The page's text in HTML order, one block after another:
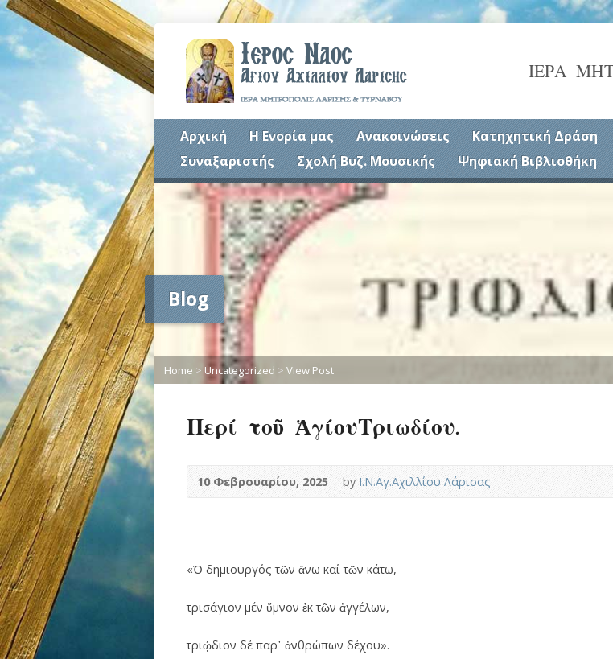
ΙΕΡΑ
Αρχική Η Ενορία μας Ανακοινώσεις Κατηχητική Δράση
Συναξαριστής
Σχολή Βυζ. Μουσικής Ψηφιακή Βιβλιοθήκη
Blog
Home > Uncategorized > View Post
Περί τοῦ ἉγίουΤριωδίου.
10 Φεβρουαρίου, 2025 byΙ.Ν.Αγ.Αχιλλίου Λάρισας
«Ὁ δημιουργός τῶν ἄνω καί τῶν κάτω,
τρισάγιον μέν ὕμνον ἐκ τῶν ἀγγέλων,
τριῴδιον δέ παρ᾽ ἀνθρώπων δέχου».